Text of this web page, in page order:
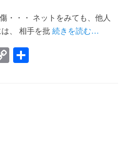
・・・ ネットをみても、他人
、 相手を批 続きを読む…
C 共